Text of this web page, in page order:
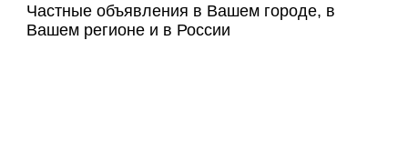
Частные объявления в Вашем городе, в
Вашем регионе и в России